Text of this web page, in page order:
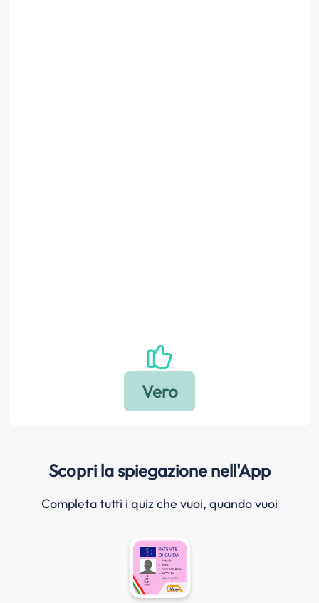
Scopri la spiegazione nell'App
Completa tutti i quiz che vuoi, quando vuoi